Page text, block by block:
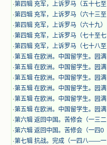
·第四辑 充军，上诉罗马（五十七至
·第四辑 充军，上诉罗马（六十三至
·第四辑 充军，上诉罗马（六十九）
·第四辑 充军，上诉罗马（七十至七
·第四辑 充军，上诉罗马（七十八至
·第五辑 在欧洲。中国留学生。园满
·第五辑 在欧洲。中国留学生。园满
·第五辑 在欧洲。中国留学生。园满
·第五辑 在欧洲。中国留学生。园满
·第五辑 在欧洲。中国留学生。园满
·第五辑 在欧洲。中国留学生。园满
·第六辑 返回中国。苦修会（一三二
·第六辑 返回中国。苦修会（一四0
·第七辑 抗战。完成（一四八——一